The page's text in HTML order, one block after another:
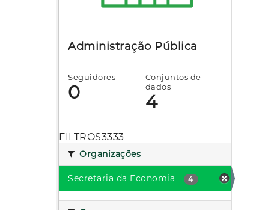
Administração Pública
Seguidores
0
Conjuntos de
dados
4
FILTROS3333
Organizações
Secretaria da Economia - 4